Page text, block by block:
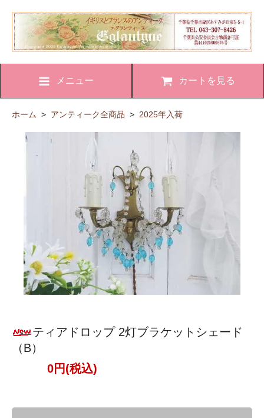
メニュー カートを見る
ホーム > アンティーク全商品 > 2025年入荷
ティアドロップ 2灯ブラケットシェード
（B）
0円(税込)